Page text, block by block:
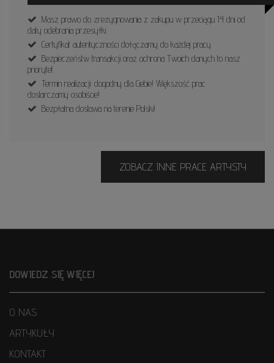
Masz prawo do zrezygnowania z zakupu w przeciągu 14 dni od
daty odebrania przesyłki.
Certyfikat autentyczności dołączamy do każdej pracy.
Bezpieczeństw transakcji oraz ochrona Twoich danych to nasz
priorytet.
Termin realizacji: dogodny dla Ciebie! Większość prac
dostarczamy osobiście!
Bezpłatna dostawa na terenie Polski!
ZOBACZ INNE PRACE ARTYSTY
DOWIEDZ SIĘ WIĘCEJ
O NAS
ARTYKUŁY
KONTAKT